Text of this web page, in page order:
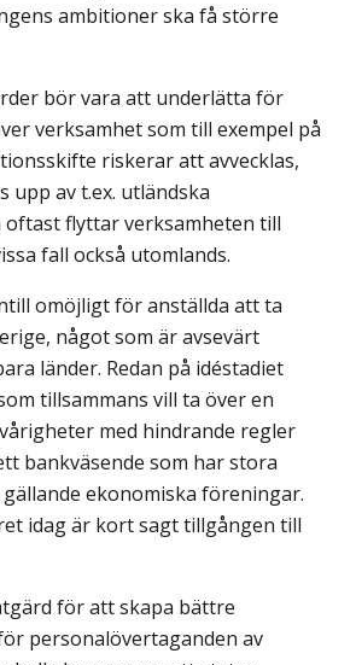
ambitioner ska få större
bör vara att underlätta för
verksamhet som till exempel på
riskerar att avvecklas,
upp av t.ex. utländska
oftast flyttar verksamheten till
fall också utomlands.
omöjligt för anställda att ta
något som är avsevärt
länder. Redan på idéstadiet
till­sammans vill ta över en
med hindrande regler
bankväsende som har stora
ekonomiska föreningar.
idag är kort sagt tillgången till
för att skapa bättre
personalövertaganden av